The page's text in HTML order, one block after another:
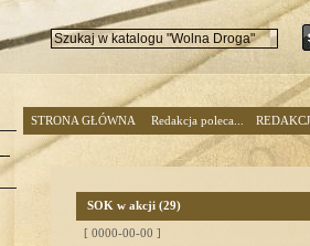
STRONA GŁÓWNA Redakcja poleca...
SOK w akcji (29)
[ 0000-00-00 ]